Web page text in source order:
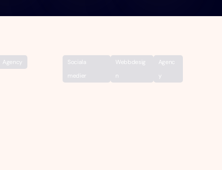
Agency
Sociala
medier
Webbdesig
n
Agenc
y